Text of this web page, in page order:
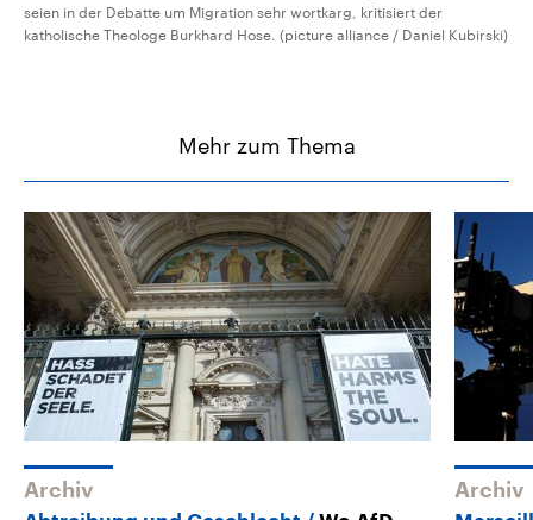
seien in der Debatte um Migration sehr wortkarg, kritisiert der
katholische Theologe Burkhard Hose. (picture alliance / Daniel Kubirski)
Mehr zum Thema
Archiv Archiv